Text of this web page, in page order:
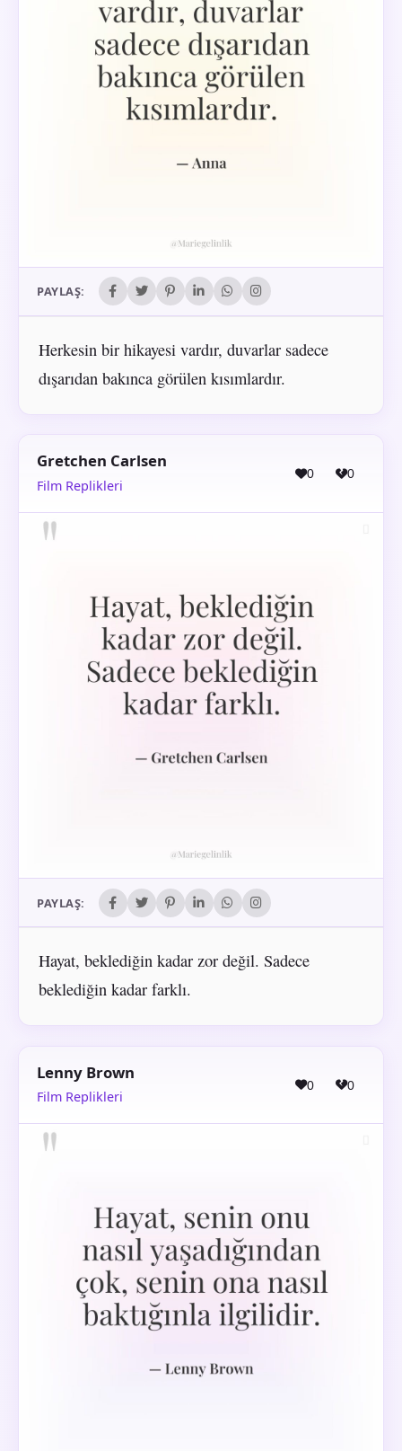
PAYLAŞ:
Herkesin bir hikayesi vardır, duvarlar sadece
dışarıdan bakınca görülen kısımlardır.
Gretchen Carlsen
Film Replikleri
0 0
PAYLAŞ:
Hayat, beklediğin kadar zor değil. Sadece
beklediğin kadar farklı.
Lenny Brown
Film Replikleri
0 0